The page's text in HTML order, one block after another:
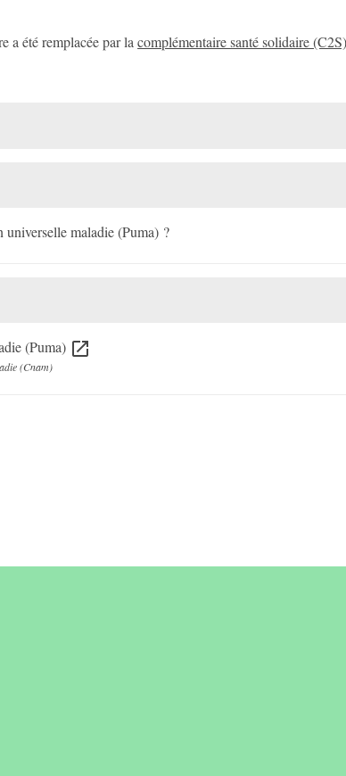
a été remplacée par lacomplémentaire santé solidaire (C2S)
universelle maladie (Puma) ?
(Puma) open_in_new
(Cnam)